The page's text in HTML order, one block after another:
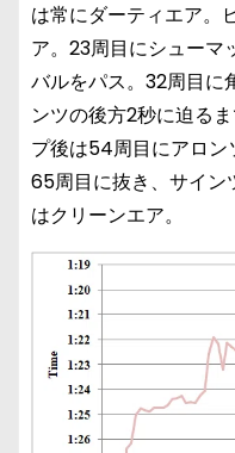
は常にダーティエア。
ア。23周目にシューマ
バルをパス。32周目に
ンツの後方2秒に迫る
プ後は54周目にアロン
65周目に抜き、サイン
はクリーンエア。